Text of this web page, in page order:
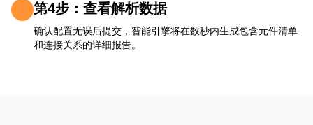
第4步：查看解析数据
确认配置无误后提交，智能引擎将在数秒内生成包含元件清单
和连接关系的详细报告。